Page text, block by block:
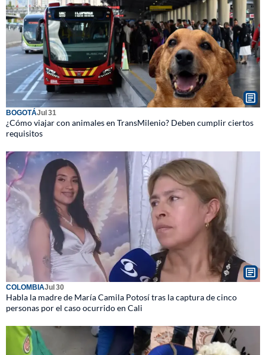
BOGOTÁJul 31
¿Cómo viajar con animales en TransMilenio? Deben cumplir ciertos
requisitos
COLOMBIAJul 30
Habla la madre de María Camila Potosí tras la captura de cinco
personas por el caso ocurrido en Cali